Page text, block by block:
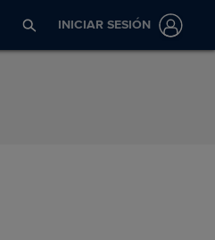
INICIAR SESIÓN